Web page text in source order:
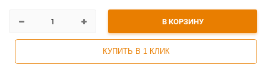
В КОРЗИНУ
КУПИТЬ В 1 КЛИК